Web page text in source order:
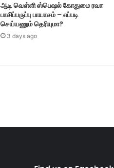
ஆடி வெள்ளி ஸ்பெஷல் கோதுமை ரவா
பாசிப்பருப்பு பாயாசம் – எப்படி
செய்யணும் தெரியுமா?
3 days ago